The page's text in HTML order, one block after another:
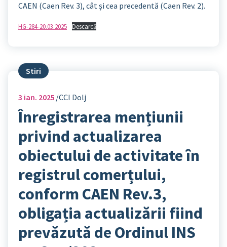
CAEN (Caen Rev. 3), cât și cea precedentă (Caen Rev. 2).
HG-284-20.03.2025 Descarcă
Stiri
3 ian. 2025 CCI Dolj
Înregistrarea mențiunii
privind actualizarea
obiectului de activitate în
registrul comerțului,
conform CAEN Rev.3,
obligația actualizării fiind
prevăzută de Ordinul INS